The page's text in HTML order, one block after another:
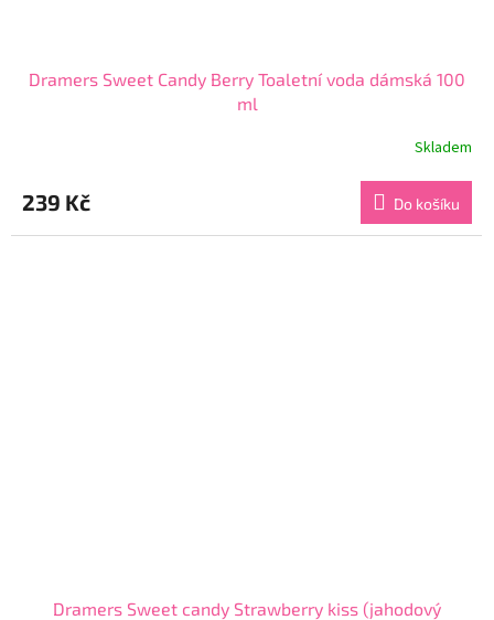
Dramers Sweet Candy Berry Toaletní voda dámská 100
ml
produktu
je
4,1
Skladem
239 Kč Do košíku
Dramers Sweet candy Strawberry kiss (jahodový